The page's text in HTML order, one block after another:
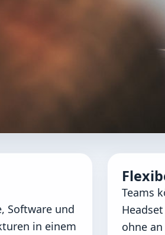
als
Teams entlasten und
Software und
in einem
Teams
ohne